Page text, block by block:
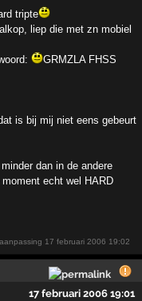
tripte
liep die met zn mobiel
GRMZLA FHSS
is bij mij niet eens gebeurt
dan in de andere
echt wel HARD
17 februari 2006 19:02
17 februari 2006 19:01